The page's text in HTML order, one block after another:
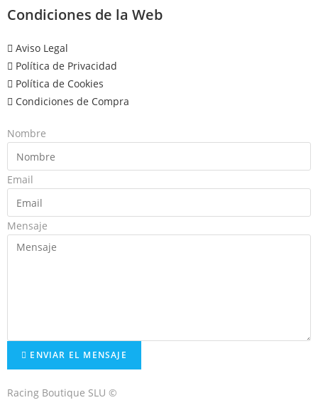
Condiciones de la Web
Aviso Legal
Política de Privacidad
Política de Cookies
Condiciones de Compra
Nombre
Email
Mensaje
ENVIAR EL MENSAJE
Racing Boutique SLU ©